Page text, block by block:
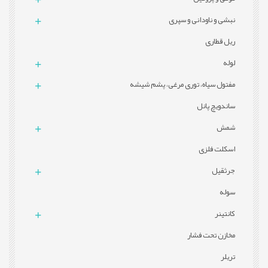
نبشی و ناودانی و سپری
ریل قطاری
لوله
مفتول سیاه، توری مرغی، پشم شیشه
ساندویچ پانل
شمش
اسکلت فلزی
جرثقیل
سوله
کانتینر
مخازن تحت فشار
تریلر